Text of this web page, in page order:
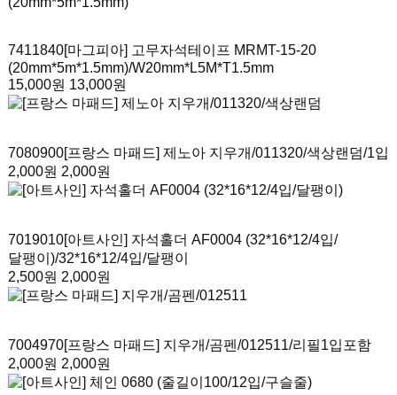
7411840[마그피아] 고무자석테이프 MRMT-15-20
(20mm*5m*1.5mm)/W20mm*L5M*T1.5mm
15,000원 13,000원
7080900[프랑스 마패드] 제노아 지우개/011320/색상랜덤/1입
2,000원 2,000원
7019010[아트사인] 자석홀더 AF0004 (32*16*12/4입/
달팽이)/32*16*12/4입/달팽이
2,500원 2,000원
7004970[프랑스 마패드] 지우개/곰펜/012511/리필1입포함
2,000원 2,000원